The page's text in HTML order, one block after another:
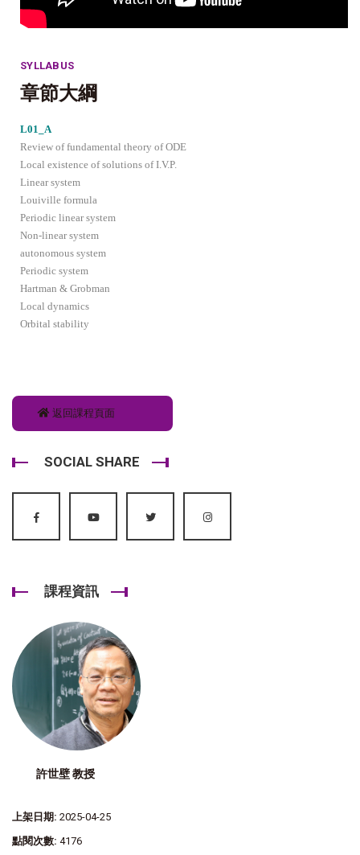
SYLLABUS
章節大綱
L01_A
Review of fundamental theory of ODE
Local existence of solutions of I.V.P.
Linear system
Louiville formula
Periodic linear system
Non-linear system
autonomous system
Periodic system
Hartman & Grobman
Local dynamics
Orbital stability
返回課程頁面
SOCIAL SHARE
課程資訊
許世壁 教授
上架日期: 2025-04-25
點閱次數: 4176